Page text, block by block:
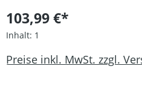
103,99 €*
Inhalt: 1
Preise inkl. MwSt. zzgl.